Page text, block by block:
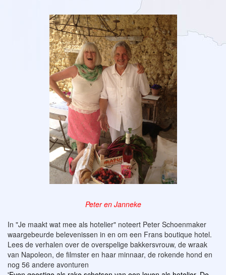
Peter en Janneke
In "Je maakt wat mee als hotelier" noteert Peter Schoenmaker
waargebeurde belevenissen in en om een Frans boutique hotel.
Lees de verhalen over de overspelige bakkersvrouw, de wraak
van Napoleon, de filmster en haar minnaar, de rokende hond en
nog 56 andere avonturen